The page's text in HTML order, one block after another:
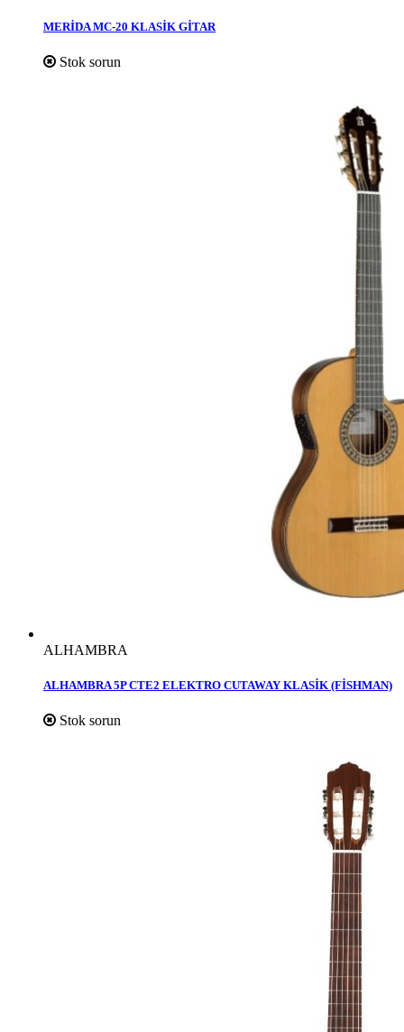
MERİDA MC-20 KLASİK GİTAR
Stok sorun
ALHAMBRA
ALHAMBRA 5P CTE2 ELEKTRO CUTAWAY KLASİK (FİSHMAN)
Stok sorun